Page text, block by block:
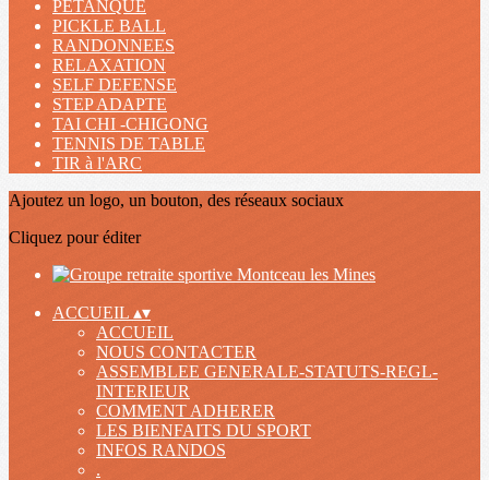
PETANQUE
PICKLE BALL
RANDONNEES
RELAXATION
SELF DEFENSE
STEP ADAPTE
TAI CHI -CHIGONG
TENNIS DE TABLE
TIR à l'ARC
Ajoutez un logo, un bouton, des réseaux sociaux
Cliquez pour éditer
ACCUEIL ▴▾
ACCUEIL
NOUS CONTACTER
ASSEMBLEE GENERALE-STATUTS-REGL-
INTERIEUR
COMMENT ADHERER
LES BIENFAITS DU SPORT
INFOS RANDOS
.